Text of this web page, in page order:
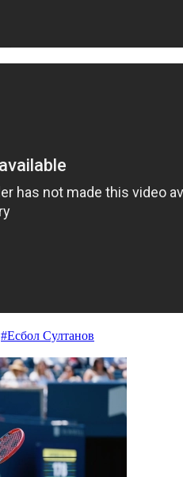
#Есбол Султанов